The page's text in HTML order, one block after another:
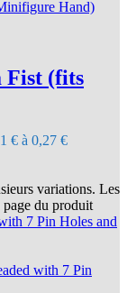
Fist (fits
€ à 0,27 €
variations. Les
page du produit